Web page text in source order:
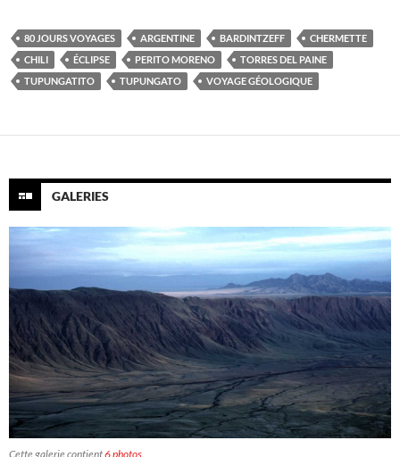
80 JOURS VOYAGES ARGENTINE BARDINTZEFF
CHERMETTE
CHILI
ÉCLIPSE PERITO MORENO
TORRES DEL PAINE
TUPUNGATITO
TUPUNGATO VOYAGE GÉOLOGIQUE
GALERIES
Cette galerie contient6 photos.